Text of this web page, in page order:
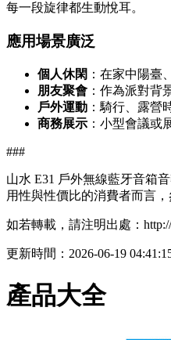
每一段旋律都生動悅耳。
應用場景廣泛
個人休閑 ：在家中陽臺
朋友聚會 ：作為派對背
戶外運動 ：騎行、露營
商務展示 ：小型會議或
###
山水 E31 戶外無線藍牙音箱
用性與性價比的消費者而言
如若轉載，請注明出處：
更新時間：2026-06-19
產品大全